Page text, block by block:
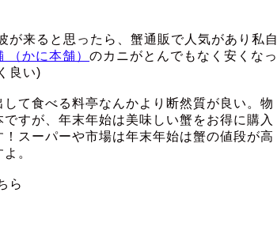
来ると思ったら、蟹通販で人気があり私自
（かに本舗） のカニがとんでもなく安くなっ
良い)
て食べる料亭なんかより断然質が良い。物
すが、年末年始は美味しい蟹をお得に購入
スーパーや市場は年末年始は蟹の値段が高
。
ら